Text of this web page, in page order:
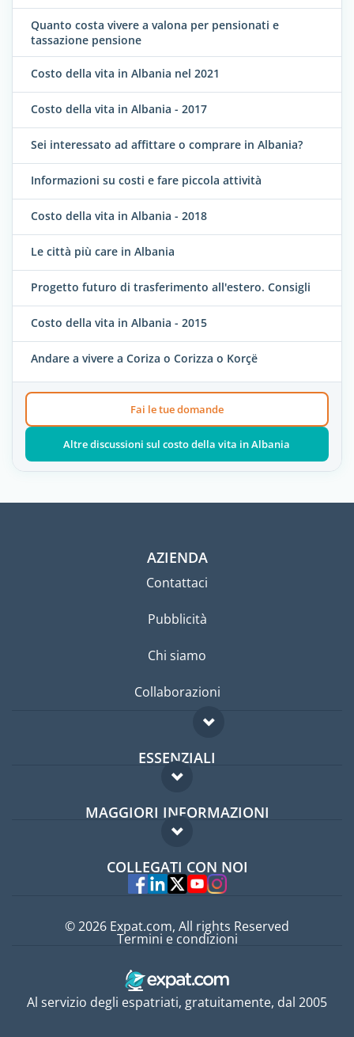
Quanto costa vivere a valona per pensionati e
tassazione pensione
Costo della vita in Albania nel 2021
Costo della vita in Albania - 2017
Sei interessato ad affittare o comprare in Albania?
Informazioni su costi e fare piccola attività
Costo della vita in Albania - 2018
Le città più care in Albania
Progetto futuro di trasferimento all'estero. Consigli
Costo della vita in Albania - 2015
Andare a vivere a Coriza o Corizza o Korçë
Fai le tue domande
Altre discussioni sul costo della vita in Albania
AZIENDA
Contattaci
Pubblicità
Chi siamo
Collaborazioni
ESSENZIALI
Forum per expat
Guida per expat
MAGGIORI INFORMAZIONI
Domande frequenti
Esperti
COLLEGATI CON NOI
Al servizio degli espatriati, gratuitamente, dal 2005
© 2026 Expat.com, All rights Reserved
Termini e condizioni